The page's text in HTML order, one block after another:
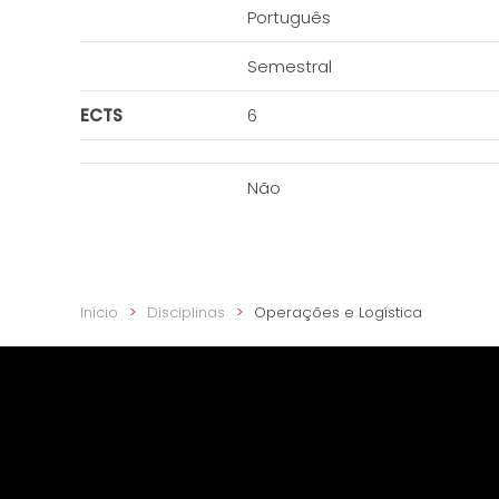
Português
Semestral
ECTS 6
Não
Início Disciplinas Operações e Logística